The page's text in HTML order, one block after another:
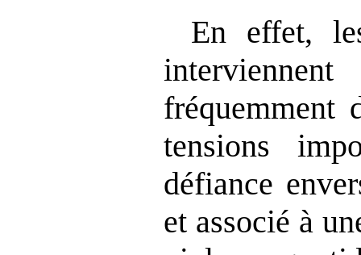
En effet,
fréquemment
tensions
défiance
et associé à